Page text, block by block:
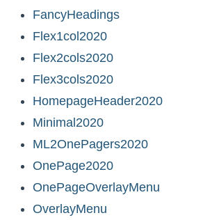
FancyHeadings
Flex1col2020
Flex2cols2020
Flex3cols2020
HomepageHeader2020
Minimal2020
ML2OnePagers2020
OnePage2020
OnePageOverlayMenu
OverlayMenu